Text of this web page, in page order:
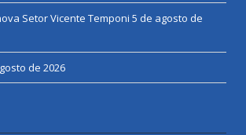
Setor Vicente Temponi 5 de agosto de
de 2026